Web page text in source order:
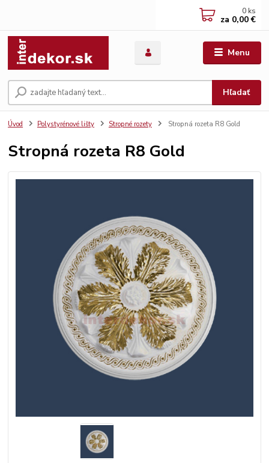
Menu
Hľadať
0 ks
za 0,00 €
Úvod Polystyrénové lišty Stropné rozety Stropná rozeta R8 Gold
Stropná rozeta R8 Gold